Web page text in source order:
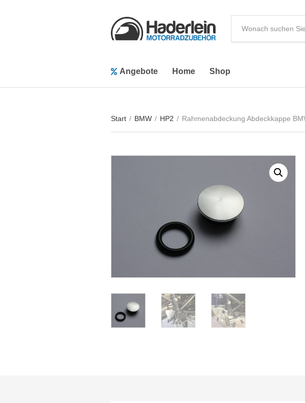
y
n
m
x
t
Angebote Home Shop
Start / BMW / HP2 / Rahmenabdeckung Abdeckkappe